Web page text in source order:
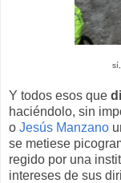
Y todos esos que
haciéndolo, sin
o Jesús Manzano
se metiese
regido por una
intereses de sus